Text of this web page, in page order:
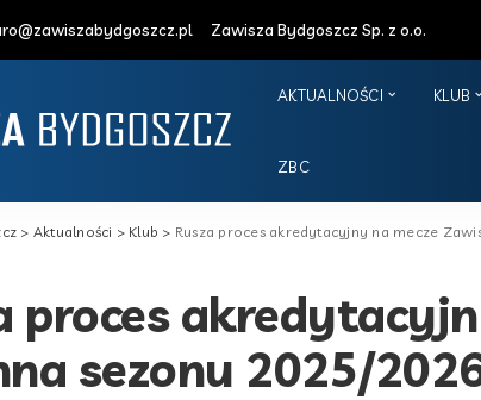
Zawisza Bydgoszcz Sp. z o.o.
AKTUALNOŚCI KLUB
ZBC
> Aktualności > Klub > Rusza proces akredytacyjny na mecze
proces
sezonu 2025/